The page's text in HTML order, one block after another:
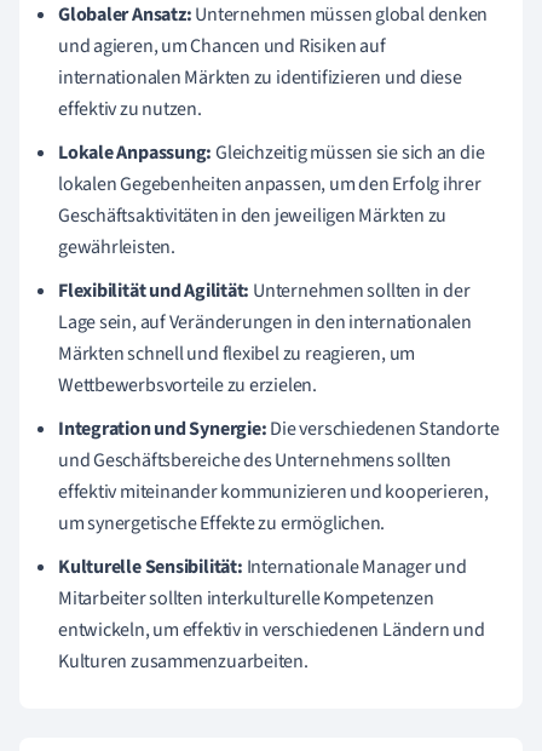
Globaler Ansatz:Unternehmen müssen global denken
und agieren, um Chancen und Risiken auf
internationalen Märkten zu identifizieren und diese
effektiv zu nutzen.
Lokale Anpassung:Gleichzeitig müssen sie sich an die
lokalen Gegebenheiten anpassen, um den Erfolg ihrer
Geschäftsaktivitäten in den jeweiligen Märkten zu
gewährleisten.
Flexibilität und Agilität: Unternehmen sollten in der
Lage sein, auf Veränderungen in den internationalen
Märkten schnell und flexibel zu reagieren, um
Wettbewerbsvorteile zu erzielen.
Integration und Synergie:Die verschiedenen Standorte
und Geschäftsbereiche des Unternehmens sollten
effektiv miteinander kommunizieren und kooperieren,
um synergetische Effekte zu ermöglichen.
Kulturelle Sensibilität: Internationale Manager und
Mitarbeiter sollten interkulturelle Kompetenzen
entwickeln, um effektiv in verschiedenen Ländern und
Kulturen zusammenzuarbeiten.